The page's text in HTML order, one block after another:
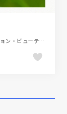
シンプル、スタイリッシュ、ナチュラル、ファッション・ビューティー、フラットデザイン、ベージュ・ゴールド系、ホワイト系、大きめ写真、施設・店舗サイト